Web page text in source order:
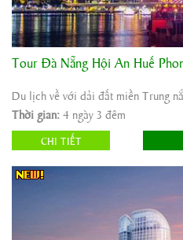
Khởi hành: Sài Gòn/Hà Nội
Thời gian:
4 ngày 3 đêm
Phương tiện: Máy bay/ô tô
Giá tour:4.600.000
Tour Đà Nẵng Hội An Huế
Thời gian:4 ngày 3 đêm
CHI TIẾT